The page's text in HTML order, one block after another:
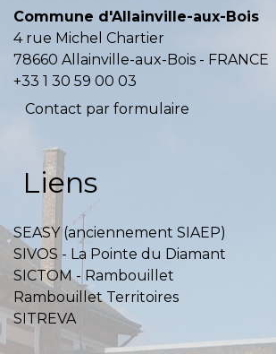
Commune d'Allainville-aux-Bois
4 rue Michel Chartier
78660 Allainville-aux-Bois - FRANCE
+33 1 30 59 00 03
Contact par formulaire
Liens
SEASY (anciennement SIAEP)
SIVOS - La Pointe du Diamant
SICTOM - Rambouillet
Rambouillet Territoires
SITREVA